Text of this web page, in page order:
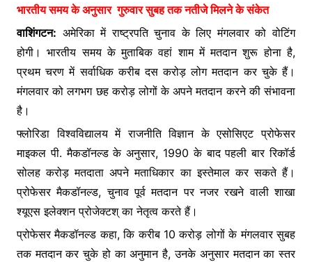
b
o
o
k
A
p
p
e
n
g
er
e
भारतीय समय के अनुसार गुरुवार सुबह तक नतीजे मिलने के संकेत
वाशिंगटन: अमेरिका में राष्ट्रपति चुनाव के लिए मंगलवार को वोटिंग
होगी। भारतीय समय के मुताबिक वहां शाम में मतदान शुरू होना है,
प्रथम चरण में सर्वाधिक करीब दस करोड़ लोग मतदान कर चुके हैं।
मंगलवार को लगभग छह करोड़ लोगों के अपने मतदान करने की संभावना
है।
फ्लोरिडा विश्वविद्यालय में राजनीति विज्ञान के एसोसिएट प्रोफेसर
माइकल पी. मैकडॉनल्ड के अनुसार, 1990 के बाद पहली बार रिकॉर्ड
सोलह करोड़ मतदाता अपने मताधिकार का इस्तेमाल कर सकते हैं।
प्रोफेसर मैकडॉनल्ड, चुनाव पूर्व मतदान पर नजर रखने वाली शाखा
श्यूएस इलेक्शन प्रोजेक्टश् का नेतृत्व करते हैं।
प्रोफेसर मैकडॉनल्ड कहा, कि करीब 10 करोड़ लोगों के मंगलवार सुबह
तक मतदान कर चुके हो का अनुमान है, उनके अनुसार मतदान का स्तर